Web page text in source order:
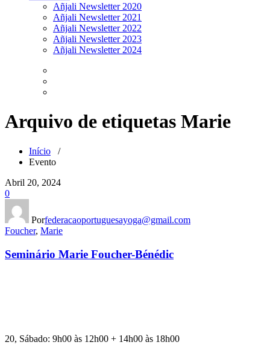
Añjali Newsletter 2020
Añjali Newsletter 2021
Añjali Newsletter 2022
Añjali Newsletter 2023
Añjali Newsletter 2024
Arquivo de etiquetas Marie
Início /
Evento
Abril 20, 2024
0
Porfederacaoportuguesayoga@gmail.com
Foucher, Marie
Seminário Marie Foucher-Bénédic
20, Sábado: 9h00 às 12h00 + 14h00 às 18h00​​​​​​​​